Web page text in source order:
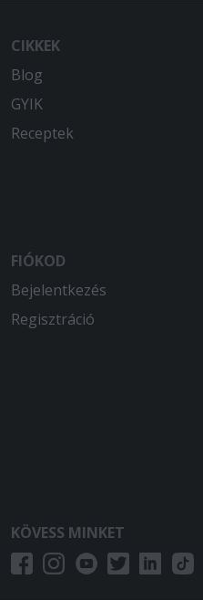
CIKKEK
Blog
GYIK
Receptek
FIÓKOD
Bejelentkezés
Regisztráció
KÖVESS MINKET